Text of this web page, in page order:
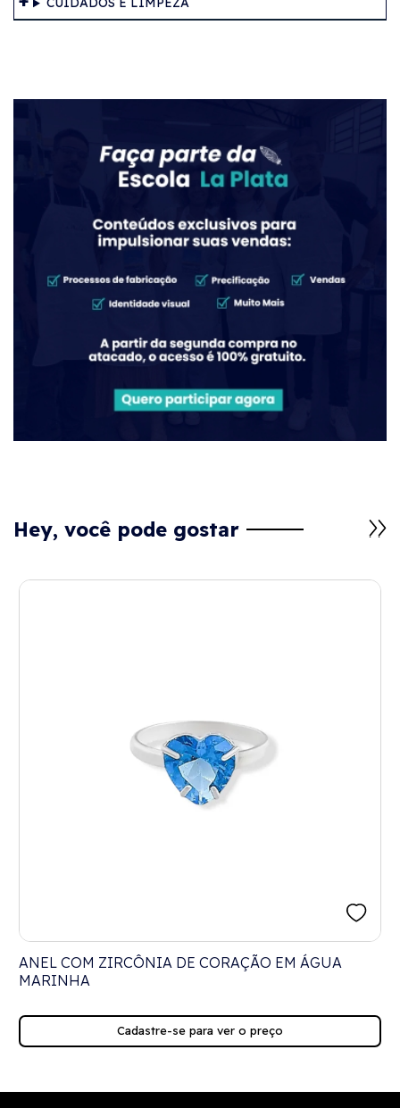
Hey, você pode gostar
ANEL COM ZIRCÔNIA DE CORAÇÃO EM ÁGUA
MARINHA
Cadastre-se para ver o preço